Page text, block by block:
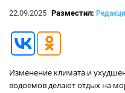
22.09.2025 Разместил:
Изменение климата и
водоемов делают отдых на